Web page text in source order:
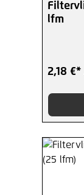
lfm
2,18 €*